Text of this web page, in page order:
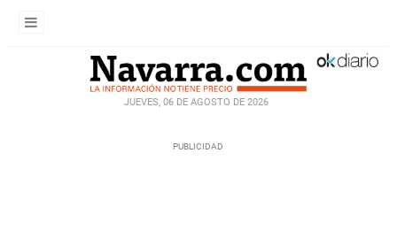
JUEVES, 06 DE AGOSTO DE 2026